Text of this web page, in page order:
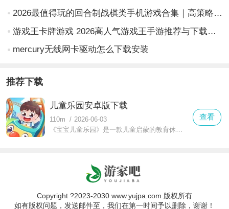
2026最值得玩的回合制战棋类手机游戏合集｜高策略性、强剧情、低门槛战棋手游推荐
游戏王卡牌游戏 2026高人气游戏王手游推荐与下载指南
mercury无线网卡驱动怎么下载安装
推荐下载
儿童乐园安卓版下载
110m / 2026-06-03
查看
Copyright ?2023-2030 www.yujpa.com 版权所有
如有版权问题，发送邮件至，我们在第一时间予以删除，谢谢！